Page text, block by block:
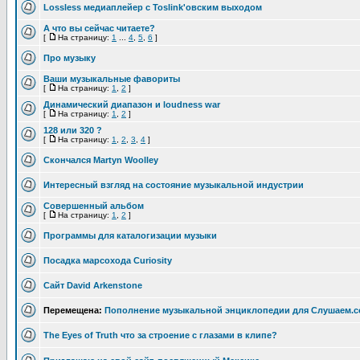
Lossless медиаплейер с Toslink'овским выходом
А что вы сейчас читаете?
[ На страницу: 1 4 5 6 ]
Про музыку
Ваши музыкальные фавориты
[ На страницу: 1 2 ]
Динамический диапазон и loudness war
[ На страницу: 1 2 ]
128 или 320 ?
[ На страницу: 1 2 3 4 ]
Скончался Martyn Woolley
Интересный взгляд на состояние музыкальной индустрии
Совершенный альбом
[ На страницу: 1 2 ]
Программы для каталогизации музыки
Посадка марсохода Curiosity
Сайт David Arkenstone
Перемещена: Пополнение музыкальной энциклопедии для
The Eyes of Truth что за строение с глазами в клипе?